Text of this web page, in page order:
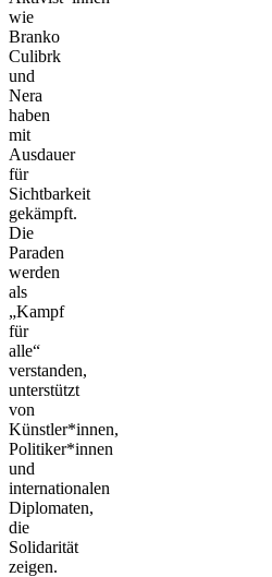
wie
Branko
Culibrk
und
Nera
haben
mit
Ausdauer
für
Sichtbarkeit
gekämpft.
Die
Paraden
werden
als
„Kampf
für
alle“
verstanden,
unterstützt
von
Künstler*innen,
Politiker*innen
und
internationalen
Diplomaten,
die
Solidarität
zeigen.